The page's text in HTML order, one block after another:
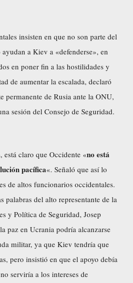
insisten en que no son parte del
a Kiev a «defenderse», en
en poner fin a las hostilidades y
de aumentar la escalada, declaró
permanente de Rusia ante la ONU,
sesión del Consejo de Seguridad.
está claro que Occidente «no está
pacífica«. Señaló que así lo
de altos funcionarios occidentales.
palabras del alto representante de la
y Política de Seguridad, Josep
paz en Ucrania podría alcanzarse
militar, ya que Kiev tendría que
pero insistió en que el apoyo debía
serviría a los intereses de